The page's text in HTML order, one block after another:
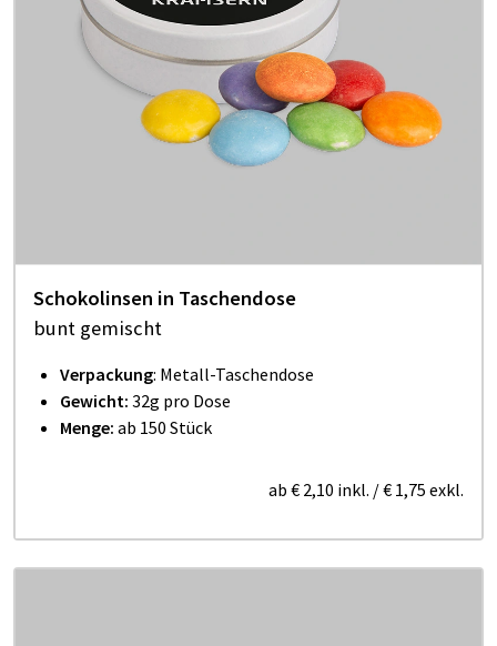
Schokolinsen in Taschendose
bunt gemischt
Verpackung: Metall-Taschendose
Gewicht: 32g pro Dose
Menge: ab 150 Stück
ab € 2,10 inkl. /€ 1,75 exkl.